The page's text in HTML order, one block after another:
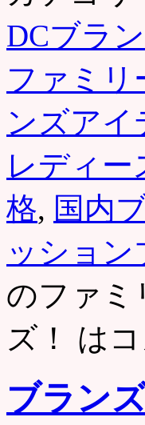
DCブラ
ファミリ
ンズアイ
レディー
格, 国内
ッション
のファミ
ズ！ は
ブラン